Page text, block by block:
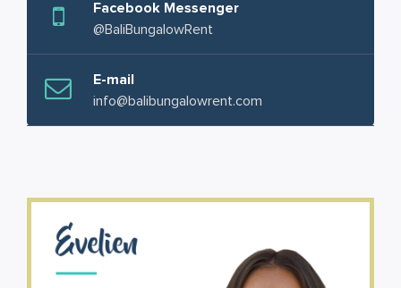
Facebook Messenger
@BaliBungalowRent
E-mail
info@balibungalowrent.com